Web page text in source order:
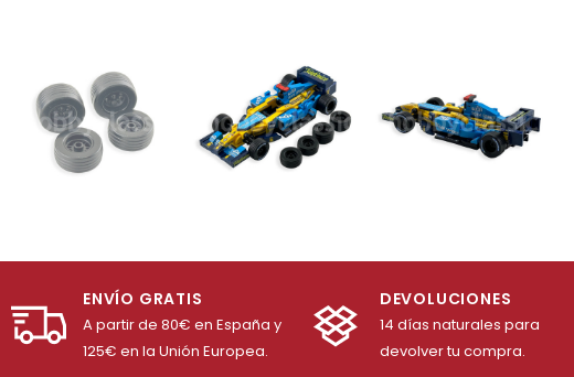
ENVÍO GRATIS
A partir de 80€ en España y
125€ en la Unión Europea.
DEVOLUCIONES
14 días naturales para
devolver tu compra.